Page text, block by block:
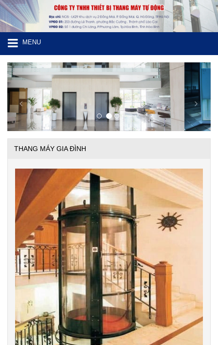
MENU
Previous Next
THANG MÁY GIA ĐÌNH